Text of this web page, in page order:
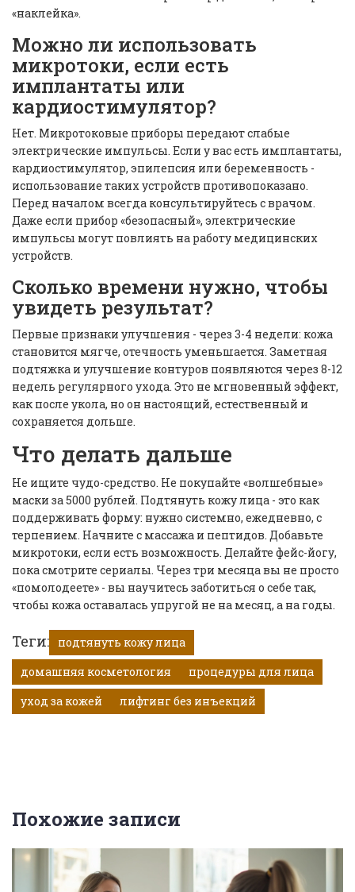
«наклейка».
Можно ли использовать
микротоки, если есть
имплантаты или
кардиостимулятор?
Нет. Микротоковые приборы передают слабые
электрические импульсы. Если у вас есть имплантаты,
кардиостимулятор, эпилепсия или беременность -
использование таких устройств противопоказано.
Перед началом всегда консультируйтесь с врачом.
Даже если прибор «безопасный», электрические
импульсы могут повлиять на работу медицинских
устройств.
Сколько времени нужно, чтобы
увидеть результат?
Первые признаки улучшения - через 3-4 недели: кожа
становится мягче, отечность уменьшается. Заметная
подтяжка и улучшение контуров появляются через 8-12
недель регулярного ухода. Это не мгновенный эффект,
как после укола, но он настоящий, естественный и
сохраняется дольше.
Что делать дальше
Не ищите чудо-средство. Не покупайте «волшебные»
маски за 5000 рублей. Подтянуть кожу лица - это как
поддерживать форму: нужно системно, ежедневно, с
терпением. Начните с массажа и пептидов. Добавьте
микротоки, если есть возможность. Делайте фейс-йогу,
пока смотрите сериалы. Через три месяца вы не просто
«помолодеете» - вы научитесь заботиться о себе так,
чтобы кожа оставалась упругой не на месяц, а на годы.
Теги:
подтянуть кожу лица
домашняя косметология
процедуры для лица
уход за кожей
лифтинг без инъекций
Похожие записи